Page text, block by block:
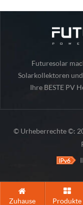
Futuresolar
Solarkollektoren
Ihre BESTE PV
© Urheberrechte ©:
Zuhause Produkte